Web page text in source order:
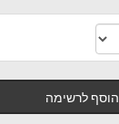
הוסף לרשימה